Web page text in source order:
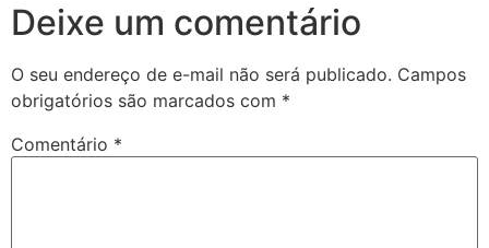
Deixe um comentário
O seu endereço de e-mail não será publicado. Campos
obrigatórios são marcados com *
Comentário *